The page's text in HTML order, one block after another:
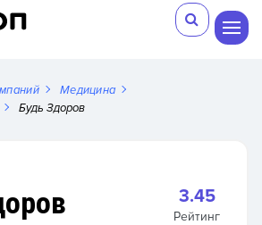
Медицина
Будь Здоров
3.45
Рейтинг